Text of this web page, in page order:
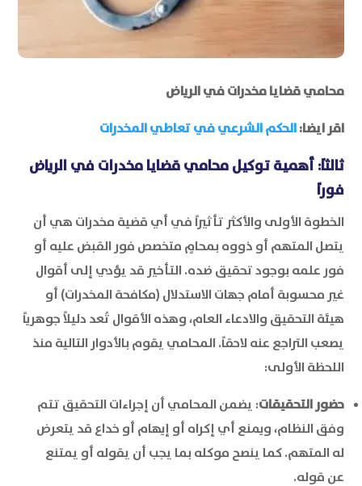
محامي قضايا مخدرات في الرياض
اقر ايضا:الحكم الشرعي في تعاطي المخدرات
ثالثاً: أهمية توكيل محامي قضايا مخدرات في الرياض
فوراً
الخطوة الأولى والأكثر تأثيراً في أي قضية مخدرات هي أن
يتصل المتهم أو ذووه بمحامٍ متخصص فور القبض عليه أو
فور علمه بوجود تحقيق ضده. التأخير قد يؤدي إلى أقوال
غير محسوبة أمام جهات الاستدلال (مكافحة المخدرات) أو
هيئة التحقيق والادعاء العام، وهذه الأقوال تُعد دليلاً جوهرياً
يصعب التراجع عنه لاحقاً. المحامي يقوم بالأدوار التالية منذ
اللحظة الأولى:
حضور التحقيقات: يضمن المحامي أن إجراءات التحقيق تتم
وفق النظام، ويمنع أي إكراه أو إيهام أو خداع قد يتعرض
له المتهم. كما ينصح موكله بما يجب أن يقوله أو يمتنع
عن قوله.